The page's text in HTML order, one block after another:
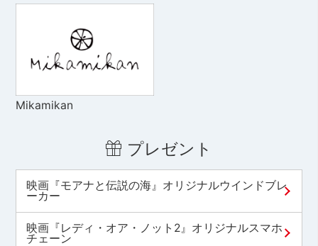
Mikamikan
プレゼント
映画『モアナと伝説の海』オリジナルウインドブレ
ーカー
映画『レディ・オア・ノット2』オリジナルスマホ
チェーン